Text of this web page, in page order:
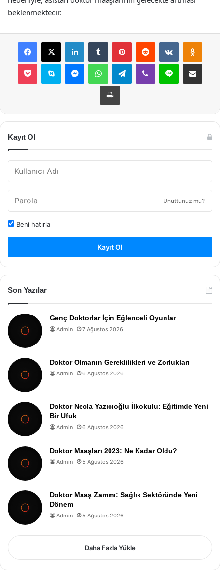
beklenmektedir.
Facebook
X LinkedInTumblr PinterestReddit VKontakte
Pocket Skype MessengerWhatsAppTelegramViber Line E-Posta ile
Yazdır
Kayıt Ol
Unuttunuz mu?
Beni hatırla
Kayıt Ol
Son Yazılar
Genç Doktorlar İçin Eğlenceli Oyunlar
Admin 7 Ağustos 2026
Doktor Olmanın Gereklilikleri ve Zorlukları
Admin 6 Ağustos 2026
Doktor Necla Yazıcıoğlu İlkokulu: Eğitimde Yeni
Bir Ufuk
Admin 6 Ağustos 2026
Doktor Maaşları 2023: Ne Kadar Oldu?
Admin 5 Ağustos 2026
Doktor Maaş Zammı: Sağlık Sektöründe Yeni
Dönem
Admin 5 Ağustos 2026
Daha Fazla Yükle